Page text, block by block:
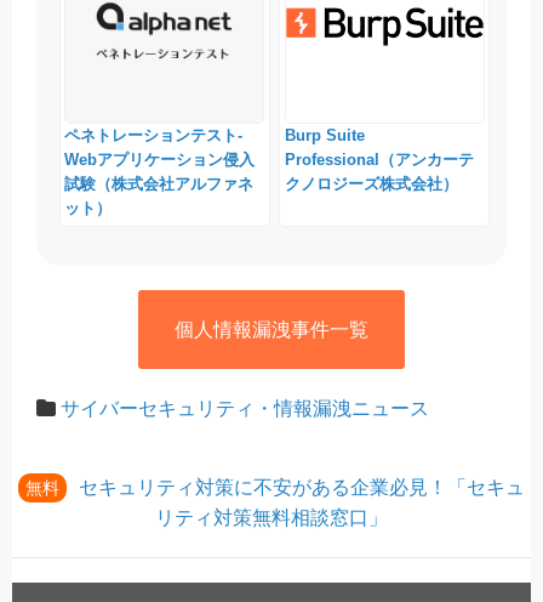
ペネトレーションテスト-
Webアプリケーション侵入
試験（株式会社アルファネ
ット）
Burp Suite
Professional（アンカーテ
クノロジーズ株式会社）
個人情報漏洩事件一覧
サイバーセキュリティ・情報漏洩ニュース
無料
セキュリティ対策に不安がある企業必見！「セキュ
リティ対策無料相談窓口」